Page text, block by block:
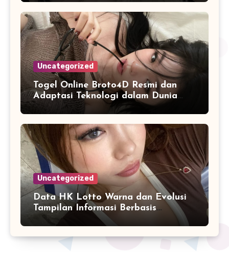
Uncategorized
Togel Online Broto4D Resmi dan
Adaptasi Teknologi dalam Dunia
Permainan
Uncategorized
Data HK Lotto Warna dan Evolusi
Tampilan Informasi Berbasis
Visualisasi Digital